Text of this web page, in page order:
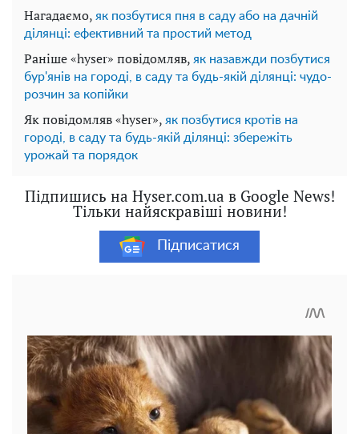
Нагадаємо, як позбутися пня в саду або на дачній
ділянці: ефективний та простий метод
Раніше «hyser» повідомляв, як назавжди позбутися
бур'янів на городі, в саду та будь-якій ділянці: чудо-
розчин за копійки
Як повідомляв «hyser», як позбутися кротів на
городі, в саду та будь-якій ділянці: збережіть
урожай та порядок
Підпишись на Hyser.com.ua в Google News!
Тільки найяскравіші новини!
Підписатися